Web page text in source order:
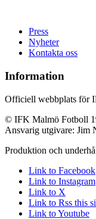
Press
Nyheter
Kontakta oss
Information
Officiell webbplats för
© IFK Malmö Fotboll
Ansvarig utgivare: Jim
Produktion och
Link to Facebook
Link to Instagram
Link to X
Link to Rss this
Link to Youtube